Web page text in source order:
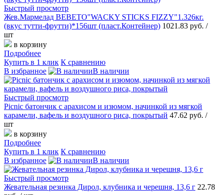
Быстрый просмотр
Жев.Мармелад BEBETO"WACKY STICKS FIZZY"1.326кг.
(вкус тутти-фрутти)*156шт (пласт.Контейнер) 1021.83 руб. /
шт
в корзину
Подробнее
Купить в 1 клик К сравнению
В избранное
В наличии
Быстрый просмотр
Picnic батончик с арахисом и изюмом, начинкой из мягкой
карамели, вафель и воздушного риса, покрытый 47.62 руб. /
шт
в корзину
Подробнее
Купить в 1 клик К сравнению
В избранное
В наличии
Быстрый просмотр
Жевательная резинка Дирол, клубника и черешня, 13,6 г 22.78